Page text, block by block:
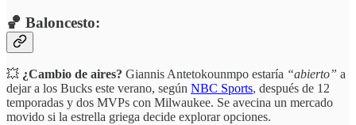
🏀 Baloncesto:
💥 ¿Cambio de aires? Giannis Antetokounmpo estaría “abierto” a
dejar a los Bucks este verano, según NBC Sports, después de 12
temporadas y dos MVPs con Milwaukee. Se avecina un mercado
movido si la estrella griega decide explorar opciones.